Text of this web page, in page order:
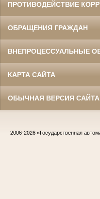
ПРОТИВОДЕЙСТВИЕ
ОБРАЩЕНИЯ ГРАЖДАН
ВНЕПРОЦЕССУАЛЬНЫЕ
КАРТА САЙТА
ОБЫЧНАЯ ВЕРСИЯ САЙТА
2006-2026 «Государственная